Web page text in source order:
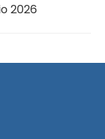
2026